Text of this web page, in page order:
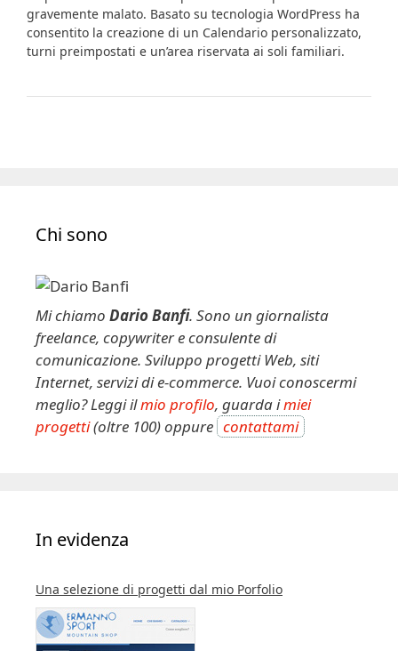
gravemente malato. Basato su tecnologia WordPress ha
consentito la creazione di un Calendario personalizzato,
turni preimpostati e un’area riservata ai soli familiari.
Chi sono
Mi chiamo Dario Banfi. Sono un giornalista
freelance, copywriter e consulente di
comunicazione. Sviluppo progetti Web, siti
Internet, servizi di e-commerce. Vuoi conoscermi
meglio? Leggi ilmio profilo, guarda imiei
progetti(oltre 100) oppure contattami
In evidenza
Una selezione di progetti dal mio Porfolio